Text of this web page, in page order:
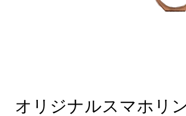
オリジナルスマホリ